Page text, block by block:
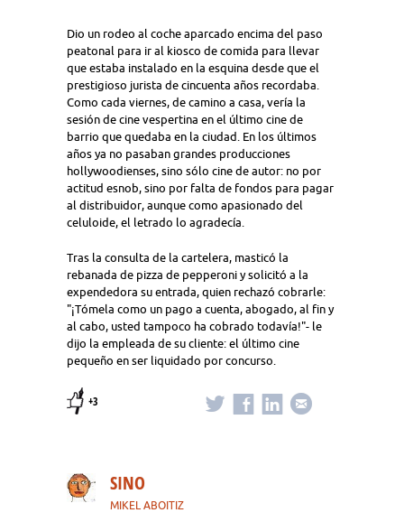
Dio un rodeo al coche aparcado encima del paso
peatonal para ir al kiosco de comida para llevar
que estaba instalado en la esquina desde que el
prestigioso jurista de cincuenta años recordaba.
Como cada viernes, de camino a casa, vería la
sesión de cine vespertina en el último cine de
barrio que quedaba en la ciudad. En los últimos
años ya no pasaban grandes producciones
hollywoodienses, sino sólo cine de autor: no por
actitud esnob, sino por falta de fondos para pagar
al distribuidor, aunque como apasionado del
celuloide, el letrado lo agradecía.
Tras la consulta de la cartelera, masticó la
rebanada de pizza de pepperoni y solicitó a la
expendedora su entrada, quien rechazó cobrarle:
"¡Tómela como un pago a cuenta, abogado, al fin y
al cabo, usted tampoco ha cobrado todavía!"- le
dijo la empleada de su cliente: el último cine
pequeño en ser liquidado por concurso.
+3
SINO
MIKEL ABOITIZ